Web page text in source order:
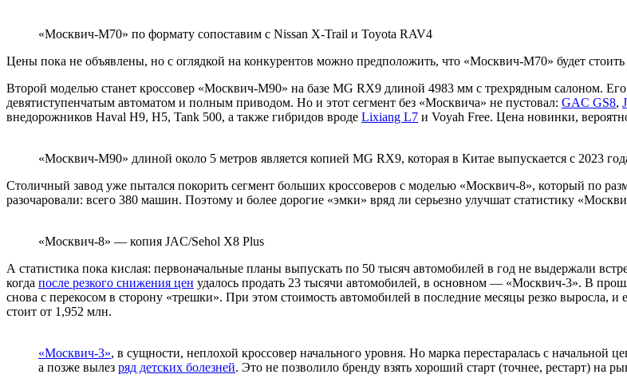
«Москвич-М70» по формату сопоставим с Nissan X-Trail и Toyota RAV4
Цены пока не объявлены, но с оглядкой на конкурентов можно предположить, что «Москвич-М70» будет стоить
Второй моделью станет кроссовер «Москвич-М90» на базе MG RX9 длиной 4983 мм с трехрядным салоном.
девятиступенчатым автоматом и полным приводом. Но и этот сегмент без «Москвича» не пустовал: GAC GS8,
внедорожников Haval H9, H5, Tank 500, а также гибридов вроде Lixiang L7 и Voyah Free. Цена новинки,
«Москвич-М90» длиной около 5 метров является копией MG RX9, которая в Китае выпускается с 2023
Столичный завод уже пытался покорить сегмент больших кроссоверов с моделью «Москвич-8», который по
разочаровали: всего 380 машин. Поэтому и более дорогие «эмки» вряд ли серьезно улучшат статистику
«Москвич-8» — копия JAC/Sehol X8 Plus
А статистика пока кислая: первоначальные планы выпускать по 50 тысяч автомобилей в год не выдержали
когда после резкого снижения цен удалось продать 23 тысячи автомобилей, в основном — «Москвич-3». В
снова с перекосом в сторону «трешки». При этом стоимость автомобилей в последние месяцы резко выросла,
стоит от 1,952 млн.
«Москвич-3», в сущности, неплохой кроссовер начального уровня. Но марка перестаралась с начальной
а позже вылез ряд детских болезней. Это не позволило бренду взять хороший старт (точнее, рестарт) на